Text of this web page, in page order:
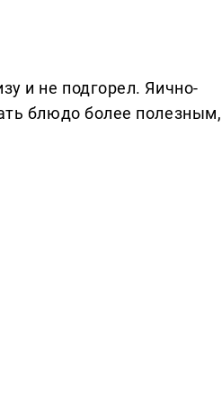
и не подгорел. Яично-
блюдо более полезным,